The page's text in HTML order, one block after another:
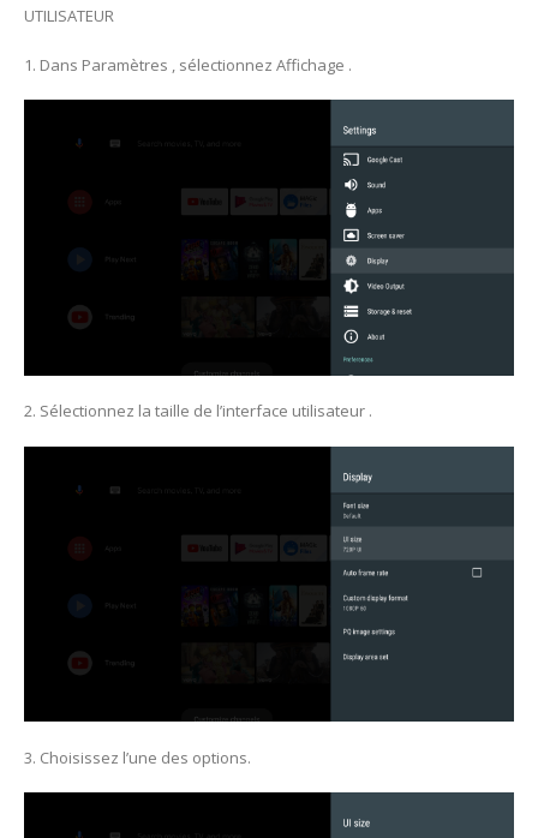
UTILISATEUR
1. Dans Paramètres , sélectionnez Affichage .
2. Sélectionnez la taille de l’interface utilisateur .
3. Choisissez l’une des options.